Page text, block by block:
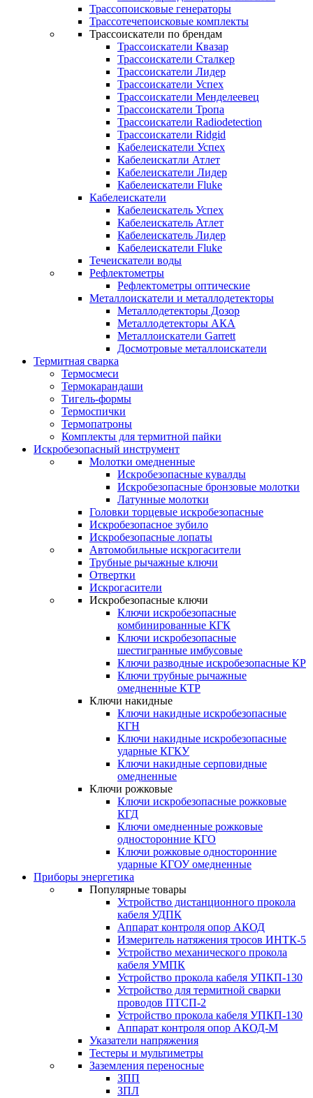
Трассопоисковые генераторы
Трассотечепоисковые комплекты
Трассоискатели по брендам
Трассоискатели Квазар
Трассоискатели Сталкер
Трассоискатели Лидер
Трассоискатели Успех
Трассоискатели Менделеевец
Трассоискатели Тропа
Трассоискатели Radiodetection
Трассоискатели Ridgid
Кабелеискатели Успех
Кабелеискатли Атлет
Кабелеискатели Лидер
Кабелеискатели Fluke
Кабелеискатели
Кабелеискатель Успех
Кабелеискатель Атлет
Кабелеискатель Лидер
Кабелеискатели Fluke
Течеискатели воды
Рефлектометры
Рефлектометры оптические
Металлоискатели и металлодетекторы
Металлодетекторы Дозор
Металлодетекторы АКА
Металлоискатели Garrett
Досмотровые металлоискатели
Термитная сварка
Термосмеси
Термокарандаши
Тигель-формы
Термоспички
Термопатроны
Комплекты для термитной пайки
Искробезопасный инструмент
Молотки омедненные
Искробезопасные кувалды
Искробезопасные бронзовые молотки
Латунные молотки
Головки торцевые искробезопасные
Искробезопасное зубило
Искробезопасные лопаты
Автомобильные искрогасители
Трубные рычажные ключи
Отвертки
Искрогасители
Искробезопасные ключи
Ключи искробезопасные
комбинированные КГК
Ключи искробезопасные
шестигранные имбусовые
Ключи разводные искробезопасные КР
Ключи трубные рычажные
омедненные КТР
Ключи накидные
Ключи накидные искробезопасные
КГН
Ключи накидные искробезопасные
ударные КГКУ
Ключи накидные серповидные
омедненные
Ключи рожковые
Ключи искробезопасные рожковые
КГД
Ключи омедненные рожковые
односторонние КГО
Ключи рожковые односторонние
ударные КГОУ омедненные
Приборы энергетика
Популярные товары
Устройство дистанционного прокола
кабеля УДПК
Аппарат контроля опор АКОД
Измеритель натяжения тросов ИНТК-5
Устройство механического прокола
кабеля УМПК
Устройство прокола кабеля УПКП-130
Устройство для термитной сварки
проводов ПТСП-2
Устройство прокола кабеля УПКП-130
Аппарат контроля опор АКОД-М
Указатели напряжения
Тестеры и мультиметры
Заземления переносные
ЗПП
ЗПЛ